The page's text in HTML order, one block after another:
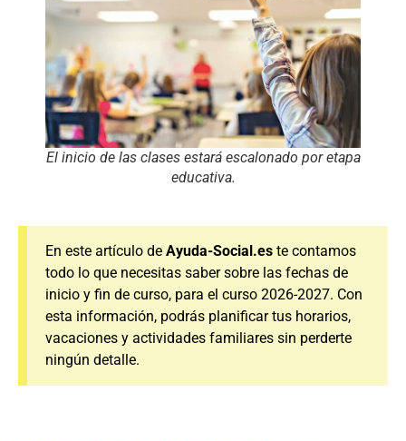
El inicio de las clases estará escalonado por etapa
educativa.
En este artículo de Ayuda-Social.es te contamos
todo lo que necesitas saber sobre las fechas de
inicio y fin de curso, para el curso 2026-2027. Con
esta información, podrás planificar tus horarios,
vacaciones y actividades familiares sin perderte
ningún detalle.